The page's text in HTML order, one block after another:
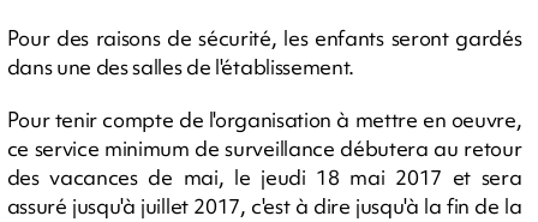
Pour des raisons de sécurité, les enfants seront gardés
dans une des salles de l'établissement.
Pour tenir compte de l'organisation à mettre en oeuvre,
ce service minimum de surveillance débutera au retour
des vacances de mai, le jeudi 18 mai 2017 et sera
assuré jusqu'à juillet 2017, c'est à dire jusqu'à la fin de la